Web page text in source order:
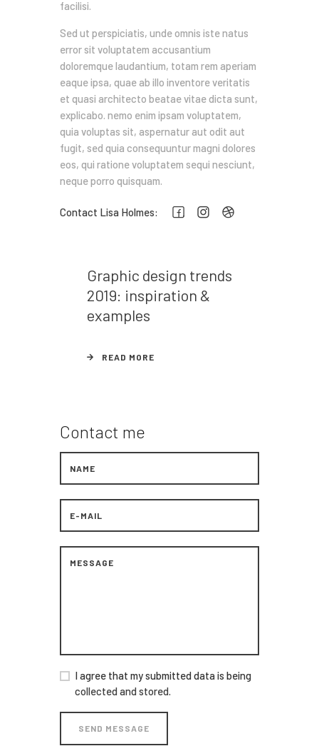
facilisi.
Sed ut perspiciatis, unde omnis iste natus
error sit voluptatem accusantium
doloremque laudantium, totam rem aperiam
eaque ipsa, quae ab illo inventore veritatis
et quasi architecto beatae vitae dicta sunt,
explicabo. nemo enim ipsam voluptatem,
quia voluptas sit, aspernatur aut odit aut
fugit, sed quia consequuntur magni dolores
eos, qui ratione voluptatem sequi nesciunt,
neque porro quisquam.
Contact Lisa Holmes:
Graphic design trends
2019: inspiration &
examples
READ MORE
Contact me
I agree that my submitted data is being
collected and stored.